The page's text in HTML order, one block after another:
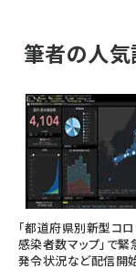
筆者の人
「都道府県別新型コ
感染者数マップ」で
発令状況など配信開